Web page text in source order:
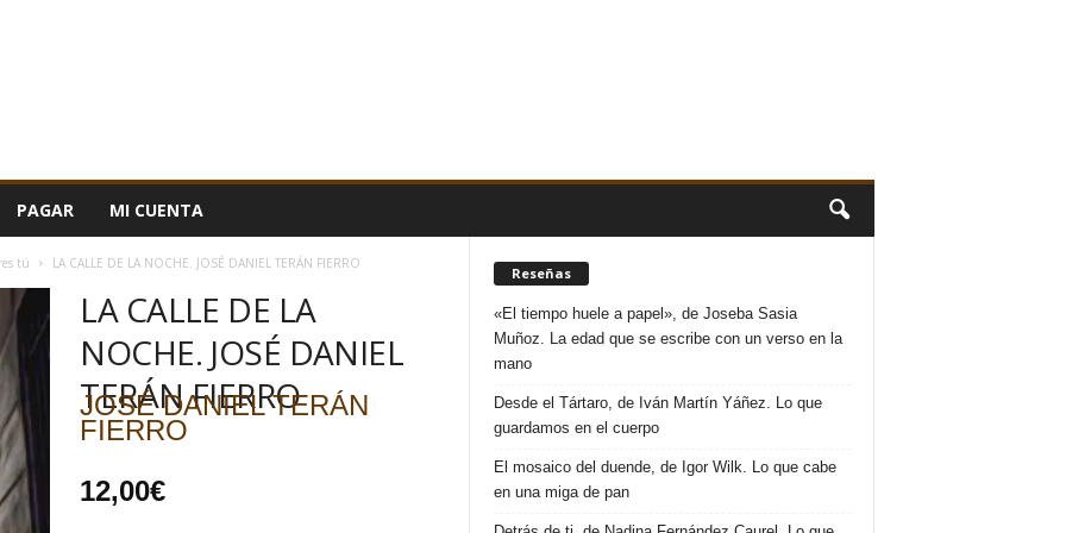
PAGAR MI CUENTA
tú LA CALLE DE LA NOCHE. JOSÉ DANIEL TERÁN FIERRO
LA CALLE DE LA
NOCHE. JOSÉ DANIEL
TERÁN FIERRO
JOSÉ DANIEL TERÁN
FIERRO
12,00€
Reseñas
«El tiempo huele a papel», de Joseba Sasia
Muñoz. La edad que se escribe con un verso en la
mano
Desde el Tártaro, de Iván Martín Yáñez. Lo que
guardamos en el cuerpo
El mosaico del duende, de Igor Wilk. Lo que cabe
en una miga de pan